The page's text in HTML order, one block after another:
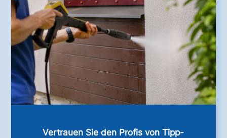
Vertrauen Sie den Profis von Tipp-